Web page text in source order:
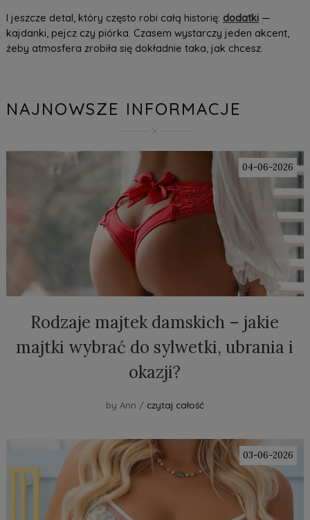
I jeszcze detal, który często robi całą historię: dodatki—
kajdanki, pejcz czy piórka. Czasem wystarczy jeden akcent,
żeby atmosfera zrobiła się dokładnie taka, jak chcesz.
NAJNOWSZE INFORMACJE
04-06-2026
Rodzaje majtek damskich – jakie
majtki wybrać do sylwetki, ubrania i
okazji?
by Ann / czytaj całość
03-06-2026